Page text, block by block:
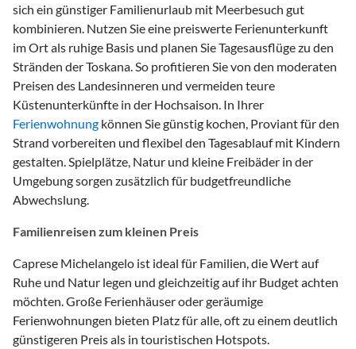
sich ein günstiger Familienurlaub mit Meerbesuch gut
kombinieren. Nutzen Sie eine preiswerte Ferienunterkunft
im Ort als ruhige Basis und planen Sie Tagesausflüge zu den
Stränden der Toskana. So profitieren Sie von den moderaten
Preisen des Landesinneren und vermeiden teure
Küstenunterkünfte in der Hochsaison. In Ihrer
Ferienwohnung können Sie günstig kochen, Proviant für den
Strand vorbereiten und flexibel den Tagesablauf mit Kindern
gestalten. Spielplätze, Natur und kleine Freibäder in der
Umgebung sorgen zusätzlich für budgetfreundliche
Abwechslung.
Familienreisen zum kleinen Preis
Caprese Michelangelo ist ideal für Familien, die Wert auf
Ruhe und Natur legen und gleichzeitig auf ihr Budget achten
möchten. Große Ferienhäuser oder geräumige
Ferienwohnungen bieten Platz für alle, oft zu einem deutlich
günstigeren Preis als in touristischen Hotspots.